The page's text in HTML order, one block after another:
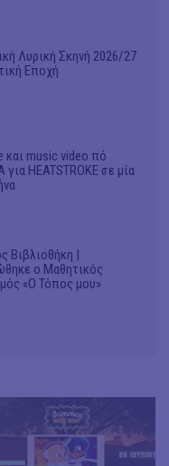
Λυρική Σκηνή 2026/27
Εποχή
και music video πό
για HEATSTROKE σε μία
Βιβλιοθήκη |
ο Μαθητικός
«Ο Τόπος μου»